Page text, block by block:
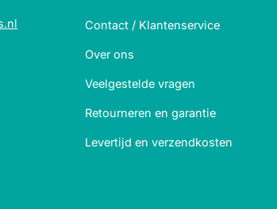
Contact / Klantenservice
Over ons
Veelgestelde vragen
Retourneren en garantie
Levertijd en verzendkosten